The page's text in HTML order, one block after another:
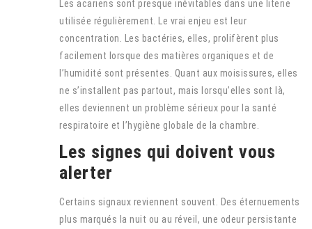
Les acariens sont presque inévitables dans une literie
utilisée régulièrement. Le vrai enjeu est leur
concentration. Les bactéries, elles, prolifèrent plus
facilement lorsque des matières organiques et de
l’humidité sont présentes. Quant aux moisissures, elles
ne s’installent pas partout, mais lorsqu’elles sont là,
elles deviennent un problème sérieux pour la santé
respiratoire et l’hygiène globale de la chambre.
Les signes qui doivent vous
alerter
Certains signaux reviennent souvent. Des éternuements
plus marqués la nuit ou au réveil, une odeur persistante